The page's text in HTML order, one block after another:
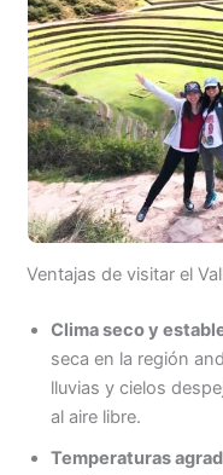
Ventajas de visitar el
Clima seco y
seca en la región
lluvias y cielos
al aire libre.
Temperaturas